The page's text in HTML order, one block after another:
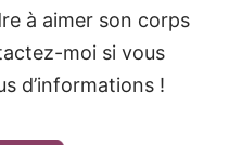
à aimer son corps
moi si vous
d’informations !